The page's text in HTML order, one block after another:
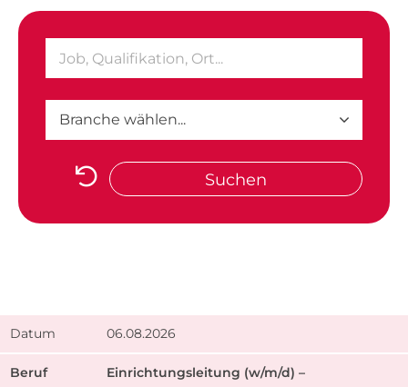
Suchen
06.08.2026
Einrichtungsleitung (w/m/d) –